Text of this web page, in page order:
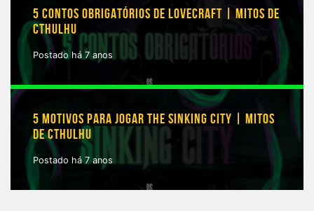
5 CONTOS OBRIGATÓRIOS DE LOVECRAFT | MITOS DE
CTHULHU
Postado há 7 anos
5 MOTIVOS PARA JOGAR THE SINKING CITY | MITOS
DE CTHULHU
Postado há 7 anos